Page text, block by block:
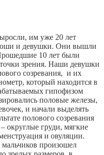
им уже 20 лет
и девушки. Они вышли
10 лет были
зрения. Наши девушки
созревания, и их
который находится в
гипофизом
половые железы,
и начали выделять
полового созревания
округлые груди, мягкие
и овуляции.
мальчиков произошел